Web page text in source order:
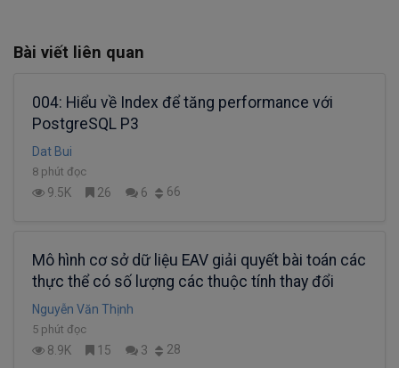
Bài viết liên quan
004: Hiểu về Index để tăng performance với
PostgreSQL P3
Dat Bui
8 phút đọc
9.5K 26 6 66
Mô hình cơ sở dữ liệu EAV giải quyết bài toán các
thực thể có số lượng các thuộc tính thay đổi
Nguyễn Văn Thịnh
5 phút đọc
8.9K 15 3 28